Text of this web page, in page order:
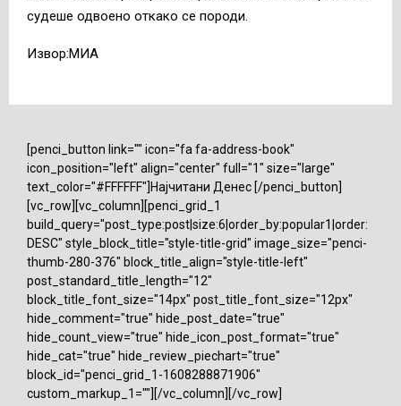
судеше одвоено откако се породи.
Извор:МИА
[penci_button link="" icon="fa fa-address-book"
icon_position="left" align="center" full="1" size="large"
text_color="#FFFFFF"]Најчитани Денес [/penci_button]
[vc_row][vc_column][penci_grid_1
build_query="post_type:post|size:6|order_by:popular1|order:
DESC" style_block_title="style-title-grid" image_size="penci-
thumb-280-376" block_title_align="style-title-left"
post_standard_title_length="12"
block_title_font_size="14px" post_title_font_size="12px"
hide_comment="true" hide_post_date="true"
hide_count_view="true" hide_icon_post_format="true"
hide_cat="true" hide_review_piechart="true"
block_id="penci_grid_1-1608288871906"
custom_markup_1=""][/vc_column][/vc_row]